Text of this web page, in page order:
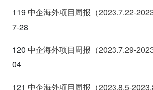
119 中企海外项目周报（2023.7.22-
7-28
120 中企海外项目周报（2023.7.29-
04
121 中企海外项目周报（2023.8.5-